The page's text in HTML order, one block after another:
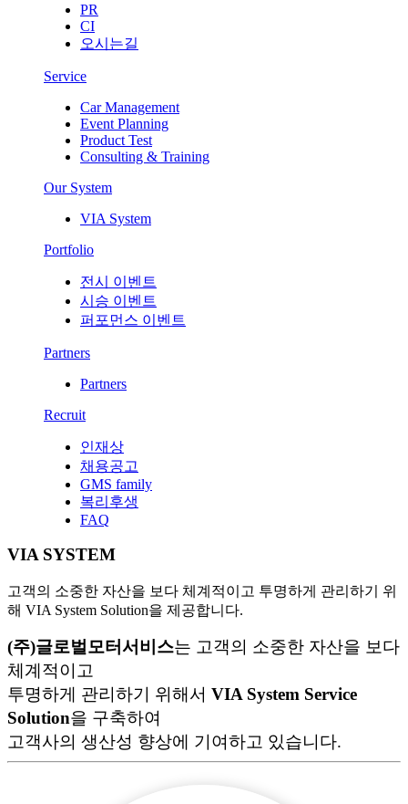
PR
CI
오시는길
Service
Car Management
Event Planning
Product Test
Consulting & Training
Our System
VIA System
Portfolio
전시 이벤트
시승 이벤트
퍼포먼스 이벤트
Partners
Partners
Recruit
인재상
채용공고
GMS family
복리후생
FAQ
VIA SYSTEM
고객의 소중한 자산을 보다 체계적이고 투명하게 관리하기 위
해 VIA System Solution을 제공합니다.
(주)글로벌모터서비스는 고객의 소중한 자산을 보다
체계적이고
투명하게 관리하기 위해서 VIA System Service
Solution을 구축하여
고객사의 생산성 향상에 기여하고 있습니다.